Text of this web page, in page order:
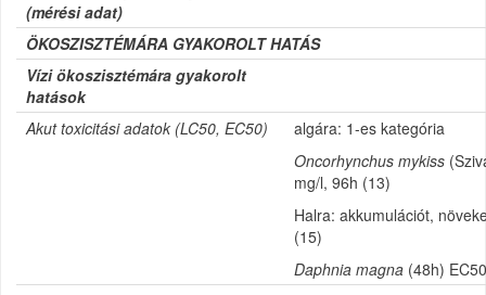
(mérési adat)
ÖKOSZISZTÉMÁRA GYAKOROLT HATÁS
Vízi ökoszisztémára gyakorolt
hatások
Akut toxicitási adatok (LC50, EC50)
algára: 1-es kategória
Oncorhynchus mykiss
mg/l, 96h (13)
Halra: akkumulációt,
(15)
Daphnia magna (48h)